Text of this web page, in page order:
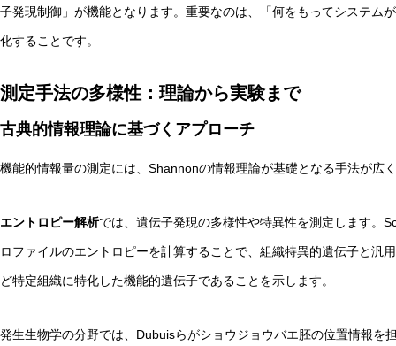
子発現制御」が機能となります。重要なのは、「何をもってシステム
化することです。
測定手法の多様性：理論から実験まで
古典的情報理論に基づくアプローチ
機能的情報量の測定には、Shannonの情報理論が基礎となる手法が広
エントロピー解析では、遺伝子発現の多様性や特異性を測定します。
ロファイルのエントロピーを計算することで、組織特異的遺伝子と汎
ど特定組織に特化した機能的遺伝子であることを示します。
発生生物学の分野では、Dubuisらがショウジョウバエ胚の位置情報を